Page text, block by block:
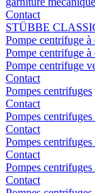
Contact
STÜBBE
Pompe centrifuge
Pompe centrifuge
Pompe centrifuge
Contact
Pompes centrifuges
Contact
Pompes
Contact
Pompes
Contact
Pompes centrifuges
Contact